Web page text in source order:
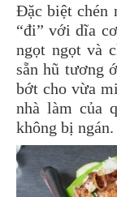
Đặc biệt chén
“đi” với dĩa
ngọt ngọt và
sẵn hũ tương
bớt cho vừa
nhà làm của
không bị ngán.